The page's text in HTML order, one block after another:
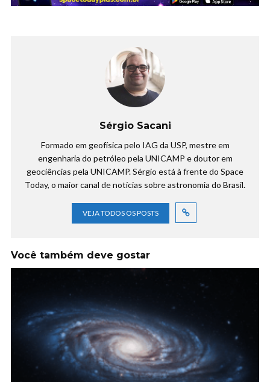
Sérgio Sacani
Formado em geofísica pelo IAG da USP, mestre em
engenharia do petróleo pela UNICAMP e doutor em
geociências pela UNICAMP. Sérgio está à frente do Space
Today, o maior canal de notícias sobre astronomia do Brasil.
VEJA TODOS OS POSTS
Você também deve gostar